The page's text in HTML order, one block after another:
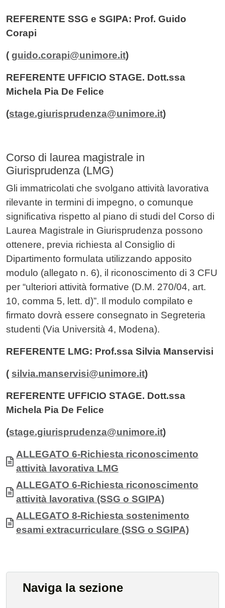
REFERENTE SSG e SGIPA: Prof. Guido
Corapi
( guido.corapi@unimore.it)
REFERENTE UFFICIO STAGE. Dott.ssa
Michela Pia De Felice
(stage.giurisprudenza@unimore.it)
Corso di laurea magistrale in
Giurisprudenza (LMG)
Gli immatricolati che svolgano attività lavorativa
rilevante in termini di impegno, o comunque
significativa rispetto al piano di studi del Corso di
Laurea Magistrale in Giurisprudenza possono
ottenere, previa richiesta al Consiglio di
Dipartimento formulata utilizzando apposito
modulo (allegato n. 6), il riconoscimento di 3 CFU
per “ulteriori attività formative (D.M. 270/04, art.
10, comma 5, lett. d)”. Il modulo compilato e
firmato dovrà essere consegnato in Segreteria
studenti (Via Università 4, Modena).
REFERENTE LMG: Prof.ssa Silvia Manservisi
( silvia.manservisi@unimore.it)
REFERENTE UFFICIO STAGE. Dott.ssa
Michela Pia De Felice
(stage.giurisprudenza@unimore.it)
Allegati
Documento
ALLEGATO 6-Richiesta riconoscimento
attività lavorativa LMG
Documento
ALLEGATO 6-Richiesta riconoscimento
attività lavorativa (SSG o SGIPA)
Documento
ALLEGATO 8-Richiesta sostenimento
esami extracurriculare (SSG o SGIPA)
Naviga la sezione